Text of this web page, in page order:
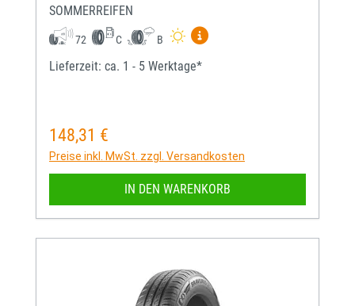
SOMMERREIFEN
72 C B
Mehr Informationen zum
Lieferzeit: ca. 1 - 5 Werktage*
Regulärer Preis:
148,31 €
Preise inkl. MwSt. zzgl. Versandkosten
IN DEN WARENKORB